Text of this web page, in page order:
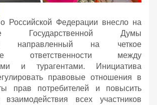
Российской Федерации внесло на
Государственной Думы
направленный на четкое
ответственности между
и турагентами. Инициатива
правовые отношения в
прав потребителей и повысить
взаимодействия всех участников